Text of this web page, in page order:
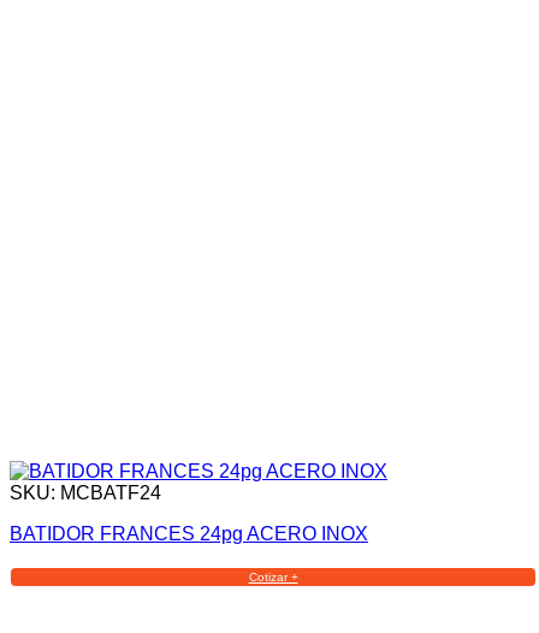
SKU: MCBATF24
BATIDOR FRANCES 24pg ACERO INOX
Cotizar +